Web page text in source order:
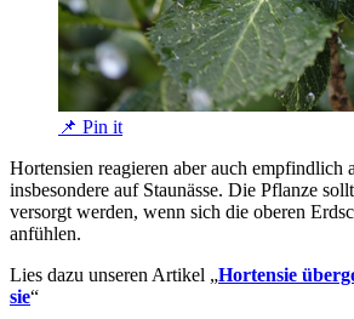
📌 Pin it
Hortensien reagieren aber auch empfindlich
insbesondere auf Staunässe. Die Pflanze
versorgt werden, wenn sich die oberen
anfühlen.
Lies dazu unseren Artikel „Hortensie
sie“